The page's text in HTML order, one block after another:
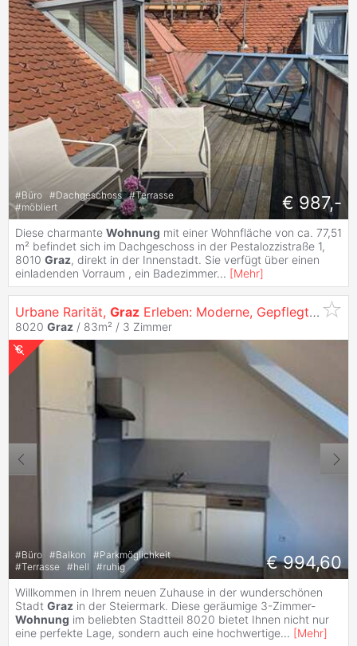
#Büro #Dachgeschoss #Terrasse
#möbliert € 987,-
Diese charmante Wohnung mit einer Wohnfläche von ca. 77,51
m² befindet sich im Dachgeschoss in der Pestalozzistraße 1,
8010 Graz, direkt in der Innenstadt. Sie verfügt über einen
einladenden Vorraum , ein Badezimmer... [Mehr]
Urbane Rarität, Graz Erleben: Moderne, Gepflegte 3-Zimmer
8020 Graz / 83m² / 3 Zimmer
#Büro #Balkon #Parkmöglichkeit
#Terrasse #hell #ruhig € 994,60
Willkommen in Ihrem neuen Zuhause in der wunderschönen
Stadt Graz in der Steiermark. Diese geräumige 3-Zimmer-
Wohnung im beliebten Stadtteil 8020 bietet Ihnen nicht nur
eine perfekte Lage, sondern auch eine hochwertige... [Mehr]